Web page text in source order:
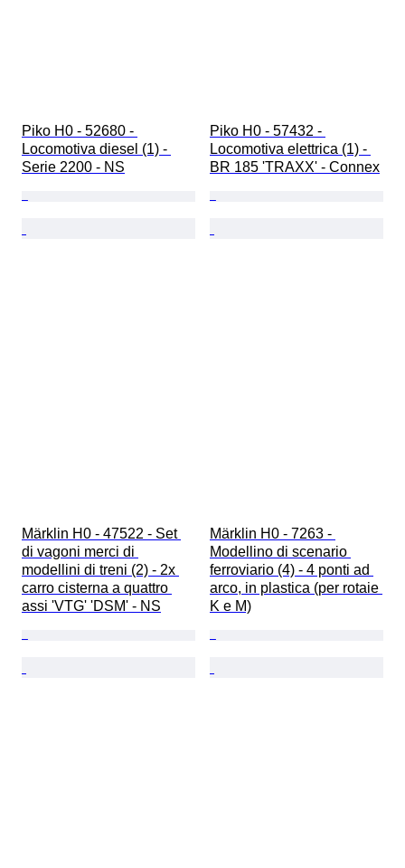
Piko H0 - 52680 -
Locomotiva diesel (1) -
Serie 2200 - NS
Piko H0 - 57432 -
Locomotiva elettrica (1) -
BR 185 'TRAXX' - Connex
Märklin H0 - 47522 - Set
di vagoni merci di
modellini di treni (2) - 2x
carro cisterna a quattro
assi 'VTG' 'DSM' - NS
Märklin H0 - 7263 -
Modellino di scenario
ferroviario (4) - 4 ponti ad
arco, in plastica (per rotaie
K e M)